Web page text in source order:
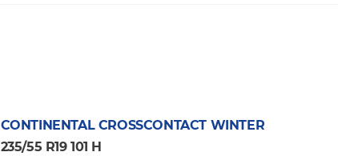
CONTINENTAL CROSSCONTACT WINTER
235/55 R19 101 H